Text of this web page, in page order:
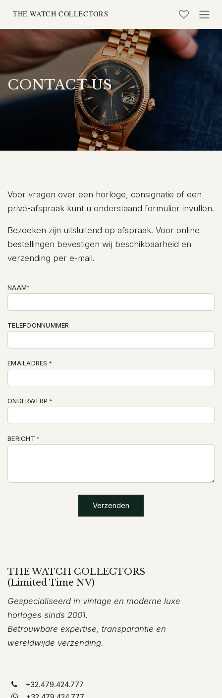
CONTACT US
Voor vragen over een horloge, consignatie of een
privé-afspraak kunt u onderstaand formulier invullen.
Bezoeken zijn uitsluitend op afspraak. Voor online
bestellingen bevestigen wij beschikbaarheid en
verzending per e-mail.
NAAM*
TELEFOONNUMMER
EMAILADRES *
ONDERWERP *
BERICHT *
Verzenden
THE WATCH COLLECTORS
(Limited Time NV)
Gespecialiseerd in vintage en moderne luxe
horloges sinds 2001.
Betrouwbare expertise, transparantie en
wereldwijde verzending.
+32.479.424.777